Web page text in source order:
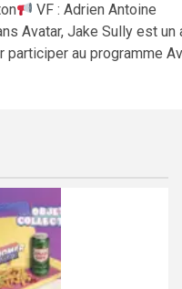
VF : Adrien Antoine
Avatar, Jake Sully est un
au programme